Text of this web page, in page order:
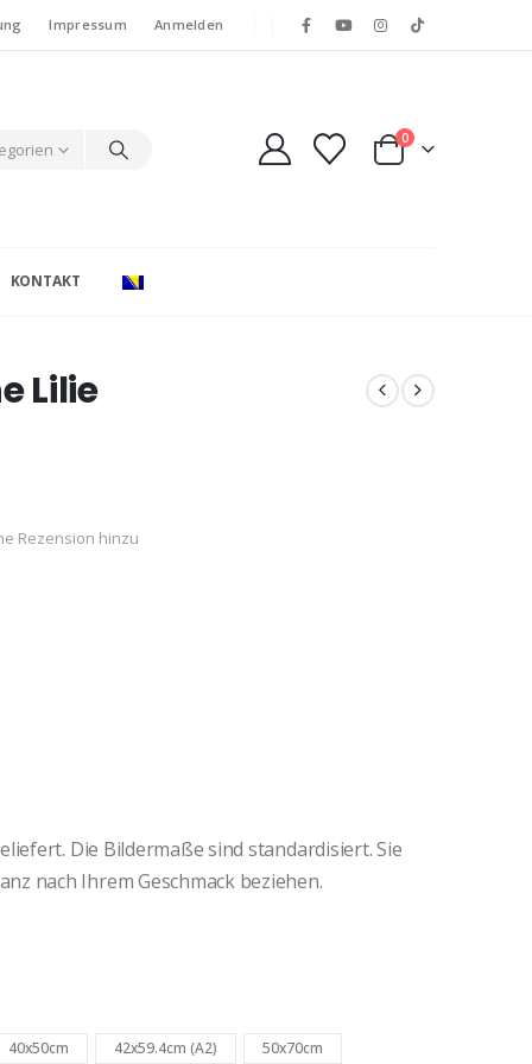
Impressum Anmelden
0
KONTAKT
Lilie
Rezension hinzu
Die Bildermaße sind standardisiert. Sie
nach Ihrem Geschmack beziehen.
40x50cm 42x59.4cm (A2)
50x70cm